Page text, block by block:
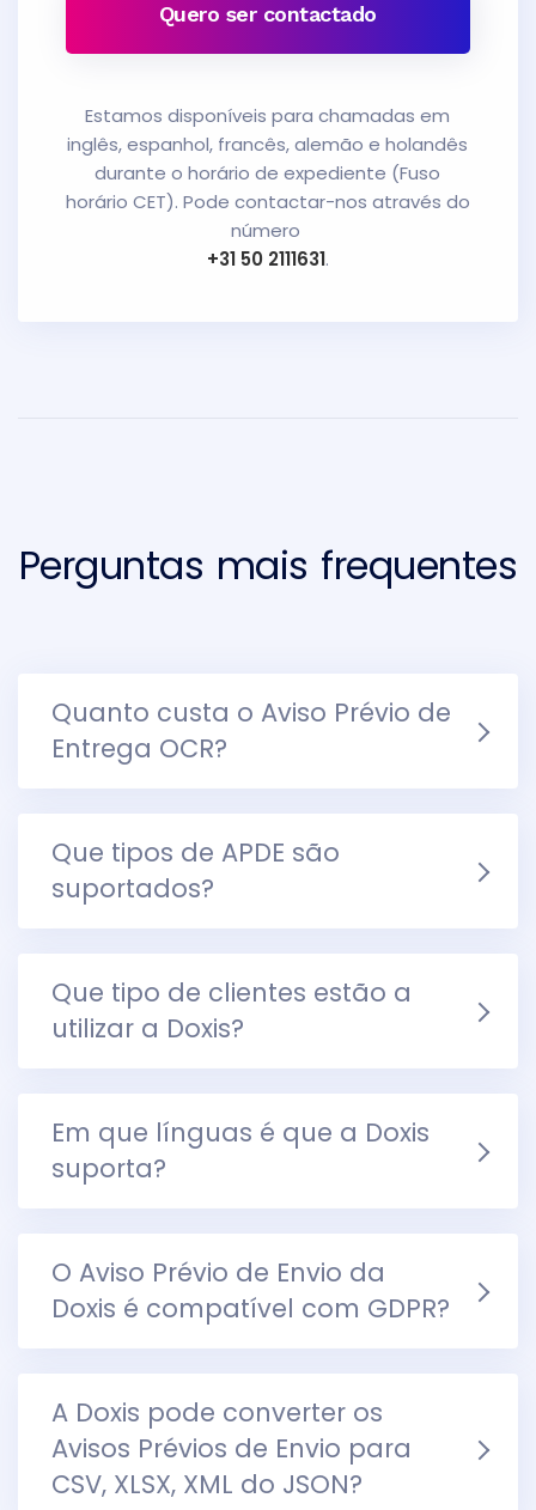
Quero ser contactado
Estamos disponíveis para chamadas em
inglês, espanhol, francês, alemão e holandês
durante o horário de expediente (Fuso
horário CET). Pode contactar-nos através do
número
+31 50 2111631.
Perguntas mais frequentes
Quanto custa o Aviso Prévio de
Entrega OCR?
Que tipos de APDE são
suportados?
Que tipo de clientes estão a
utilizar a Doxis?
Em que línguas é que a Doxis
suporta?
O Aviso Prévio de Envio da
Doxis é compatível com GDPR?
A Doxis pode converter os
Avisos Prévios de Envio para
CSV, XLSX, XML do JSON?